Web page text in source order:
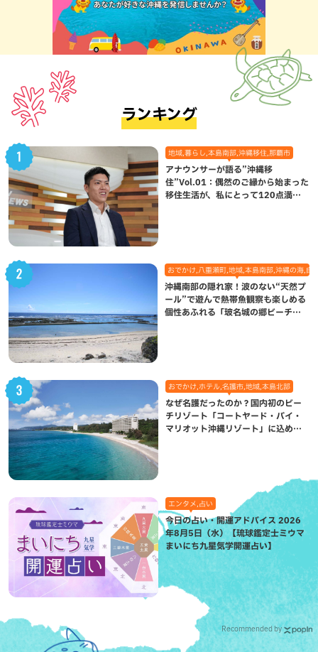
ランキング
地域,暮らし,本島南部,沖縄移住,那覇市
アナウンサーが語る”沖縄移
住”Vol.01：偶然のご縁から始まった
移住生活が、私にとって120点満点
おでかけ,八重瀬町,地域,本島南部,沖縄の海,自
沖縄南部の隠れ家！波のない“天然プ
ール”で遊んで熱帯魚観察も楽しめる
個性あふれる「玻名城の郷ビーチ」
おでかけ,ホテル,名護市,地域,本島北部
なぜ名護だったのか？国内初のビー
チリゾート「コートヤード・バイ・
マリオット沖縄リゾート」に込めら
エンタメ,占い
今日の占い・開運アドバイス 2026
年8月5日（水）【琉球鑑定士ミウマ
まいにち九星気学開運占い】
Recommended by